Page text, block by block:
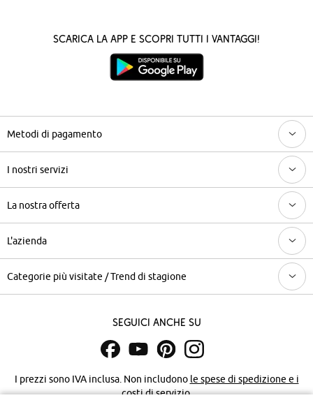
Scarica la App e scopri tutti i vantaggi!
Metodi di pagamento
I nostri servizi
La nostra offerta
L'azienda
Categorie più visitate / Trend di stagione
Seguici anche su
I prezzi sono IVA inclusa. Non includono le spese di spedizione e i
costi di servizio.